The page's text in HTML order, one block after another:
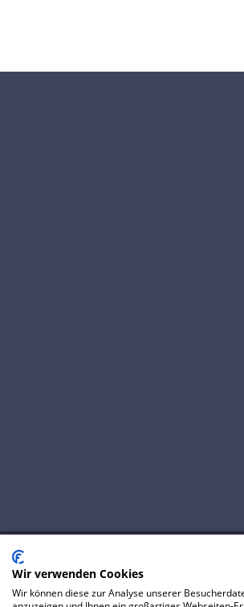
© 2020 IP Central GmbH
Wir verwenden Cookies
Wir können diese zur Analyse unserer